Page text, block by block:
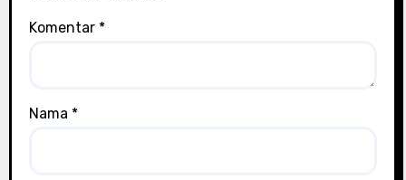
Komentar *
Nama *